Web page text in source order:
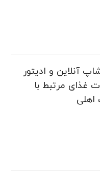
و ادیتور
غذای مرتبط با
اهلی